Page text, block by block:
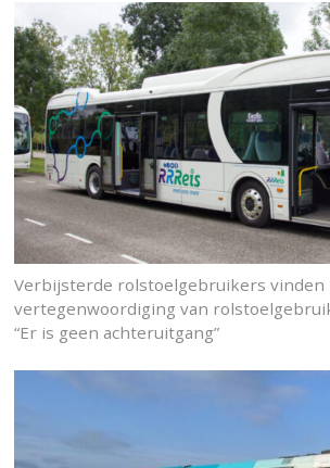
Verbijsterde rolstoelgebruikers vinden
vertegenwoordiging van
“Er is geen achteruitgang”